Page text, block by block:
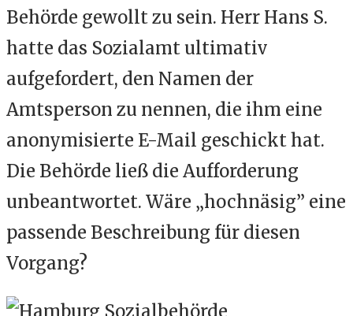
Behörde gewollt zu sein. Herr Hans S.
hatte das Sozialamt ultimativ
aufgefordert, den Namen der
Amtsperson zu nennen, die ihm eine
anonymisierte E-Mail geschickt hat.
Die Behörde ließ die Aufforderung
unbeantwortet. Wäre „hochnäsig” eine
passende Beschreibung für diesen
Vorgang?